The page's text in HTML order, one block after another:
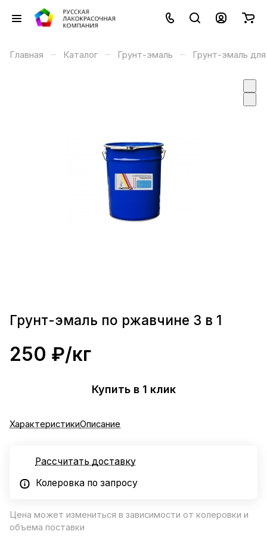
Главная – Каталог – Грунт-эмаль – Грунт-эмаль для
Грунт-эмаль по ржавчине 3 в 1
250 ₽/кг
Купить в 1 клик
ХарактеристикиОписание
Рассчитать доставку
Колеровка по запросу
Цена может измениться в зависимости от колеровки и
объема поставки